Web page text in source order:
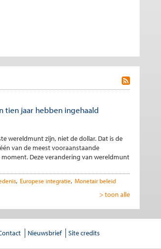
tien jaar hebben ingehaald
wereldmunt zijn, niet de dollar. Dat is de
van de meest vooraanstaande
Deze verandering van wereldmunt
Europese integratie Monetair beleid
> toon alle
Nieuwsbrief Site credits